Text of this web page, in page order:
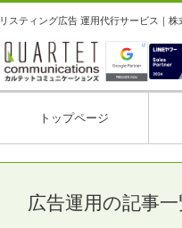
リスティング広告 運用代行サービス｜
トップページ
広告運用の記事